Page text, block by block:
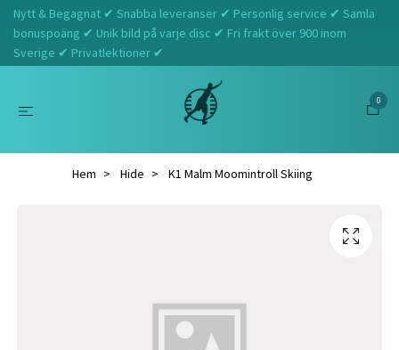
Nytt & Begagnat ✔ Snabba leveranser ✔ Personlig service ✔ Samla
bonuspoäng ✔ Unik bild på varje disc ✔ Fri frakt över 900 inom
Sverige ✔ Privatlektioner ✔
0
Hem Hide K1 Malm Moomintroll Skiing